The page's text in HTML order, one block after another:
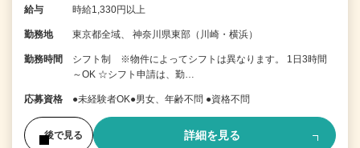
給与 時給1,330円以上
勤務地 東京都全域、 神奈川県東部（川崎・横浜）
勤務時間
シフト制 ※物件によってシフトは異なります。 1日3時間
～OK ☆シフト申請は、勤…
応募資格 ●未経験者OK●男女、年齢不問 ●資格不問
後で見る 詳細を見る